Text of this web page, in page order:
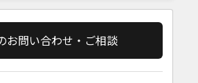
お問い合わせ・ご相談